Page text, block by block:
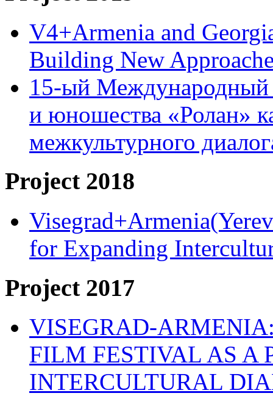
V4+Armenia and
Building New
15-ый Международный
и юношества «Ролан»
межкультурного
Project 2018
for Expanding
Project 2017
VISEGRAD-
FILM FESTIVAL AS A
INTERCULTURAL